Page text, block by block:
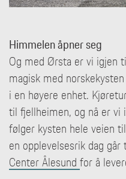
Himmelen åpner seg
Og med Ørsta er vi igjen
magisk med
i en høyere enhet.
til fjellheimen, og nå er vi
følger kysten hele veien
en opplevelsesrik dag
Center Ålesund for å